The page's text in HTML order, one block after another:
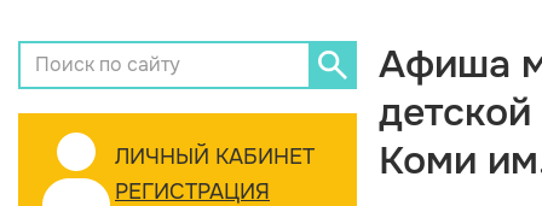
ЛИЧНЫЙ КАБИНЕТ
РЕГИСТРАЦИЯ
Афиша
Коми